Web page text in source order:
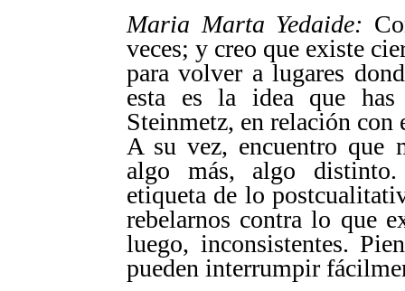
Maria Marta Yedaide:
veces; y creo que existe
para volver a lugares
esta es la idea que has
Steinmetz, en relación
A su vez, encuentro que
algo más, algo
etiqueta de lo
rebelarnos contra lo que
luego, inconsistentes.
pueden interrumpir